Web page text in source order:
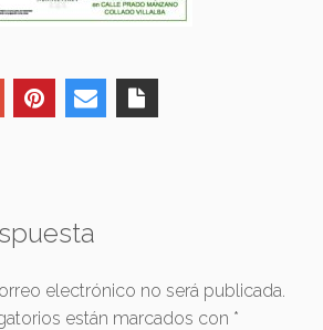
electrónico no será publicada.
están marcados con *